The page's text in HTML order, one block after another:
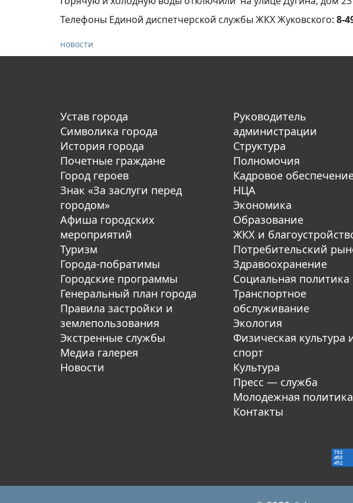
Телефоны Единой диспетчерской службы ЖКХ Жуковского: 8-
новости
Устав города
Символика города
История города
Почетные граждане
Город героев
Знак «За заслуги перед
городом»
Афиша городских
мероприятий
Туризм
Города-побратимы
Городские программы
Генеральный план города
Правила застройки и
землепользования
Экстренные службы
Медиа галерея
Новости
Руководитель
администрации
Структура
Полномочия
Кадровое
НЦА
Экономика
Образование
ЖКХ и
Потребительский
Здравоохранение
Социальная политика
Транспортное
обслуживание
Экология
Физическая культура
спорт
Культура
Пресс — служба
Молодежная политика
Контакты